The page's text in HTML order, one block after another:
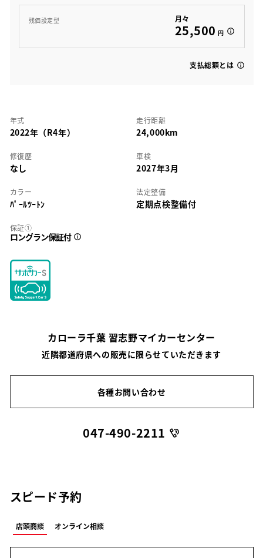
残価設定型 月々
25,500 円
支払総額とは
年式
2022年（R4年）
走行距離
24,000km
修復歴
なし
車検
2027年3月
カラー
ﾊﾟｰﾙﾂｰﾄﾝ
法定整備
定期点検整備付
保証①
ロングラン保証付
カローラ千葉 習志野マイカーセンター
近隣都道府県への販売に限らせていただきます
各種お問い合わせ
047-490-2211
スピード予約
店頭商談 オンライン相談